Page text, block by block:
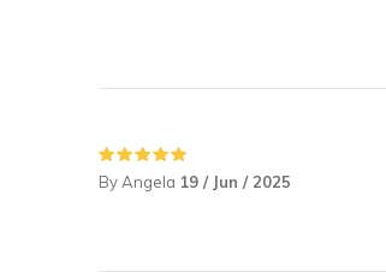
By Angela 19 / Jun / 2025